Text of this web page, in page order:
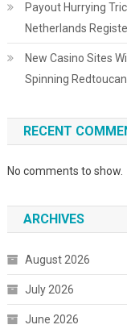
Payout Hurrying
Netherlands
New Casino Sites
Spinning
RECENT
No comments to show.
ARCHIVES
August 2026
July 2026
June 2026